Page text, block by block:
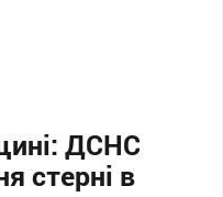
ДСНС
стерні в